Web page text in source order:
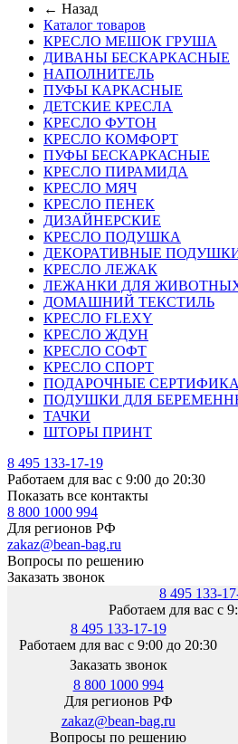
← Назад
Каталог товаров
КРЕСЛО МЕШОК ГРУША
ДИВАНЫ БЕСКАРКАСНЫЕ
НАПОЛНИТЕЛЬ
ПУФЫ КАРКАСНЫЕ
ДЕТСКИЕ КРЕСЛА
КРЕСЛО ФУТОН
КРЕСЛО КОМФОРТ
ПУФЫ БЕСКАРКАСНЫЕ
КРЕСЛО ПИРАМИДА
КРЕСЛО МЯЧ
КРЕСЛО ПЕНЕК
ДИЗАЙНЕРСКИЕ
КРЕСЛО ПОДУШКА
ДЕКОРАТИВНЫЕ
КРЕСЛО ЛЕЖАК
ЛЕЖАНКИ ДЛЯ
ДОМАШНИЙ ТЕКСТИЛЬ
КРЕСЛО FLEXY
КРЕСЛО ЖДУН
КРЕСЛО СОФТ
КРЕСЛО СПОРТ
ПОДАРОЧНЫЕ
ПОДУШКИ ДЛЯ
ТАЧКИ
ШТОРЫ ПРИНТ
8 495 133-17-19
Работаем для вас с 9:00 до 20:30
Показать все контакты
8 800 1000 994
Для регионов РФ
zakaz@bean-bag.ru
Вопросы по решению
Заказать звонок
8 495 133-
Работаем для вас с
8 495 133-17-19
Работаем для вас с 9:00 до 20:30
Заказать звонок
8 800 1000 994
Для регионов РФ
zakaz@bean-bag.ru
Вопросы по решению